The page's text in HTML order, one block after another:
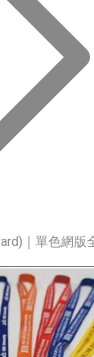
｜單色網版